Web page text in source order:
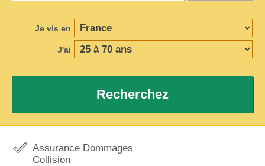
Je vis en
J'ai
Recherchez
Assurance Dommages
Collision